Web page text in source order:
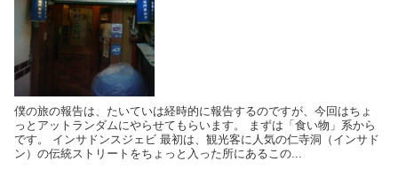
僕の旅の報告は、たいていは経時的に報告するのですが、今回はちょ
っとアットランダムにやらせてもらいます。 まずは「食い物」系から
です。 インサドンスジェビ 最初は、観光客に人気の仁寺洞（インサド
ン）の伝統ストリートをちょっと入った所にあるこの...